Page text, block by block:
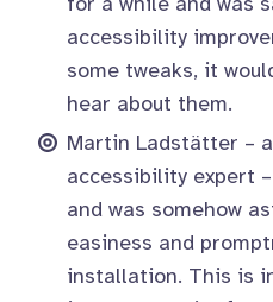
for a while and was
accessibility
some tweaks, it
hear about them.
Martin Ladstätter –
accessibility expert
and was somehow
easiness and
installation. This is